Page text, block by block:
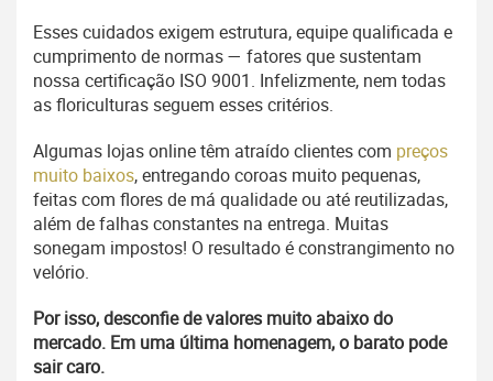
Esses cuidados exigem estrutura, equipe qualificada e
cumprimento de normas — fatores que sustentam
nossa certificação ISO 9001. Infelizmente, nem todas
as floriculturas seguem esses critérios.
Algumas lojas online têm atraído clientes com preços
muito baixos, entregando coroas muito pequenas,
feitas com flores de má qualidade ou até reutilizadas,
além de falhas constantes na entrega. Muitas
sonegam impostos! O resultado é constrangimento no
velório.
Por isso, desconfie de valores muito abaixo do
mercado. Em uma última homenagem, o barato pode
sair caro.